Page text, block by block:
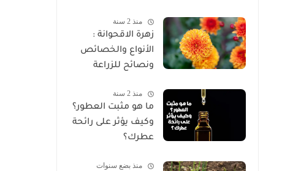
منذ 2 سنة
زهرة الاقحوانة :
الأنواع والخصائص
ونصائح للزراعة
منذ 2 سنة
ما هو مثبت العطور؟
وكيف يؤثر على رائحة
عطرك؟
منذ بضع سنوات